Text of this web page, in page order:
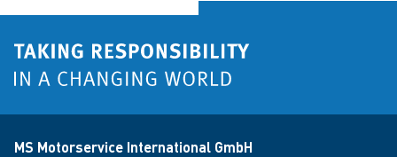
MS Motorservice International GmbH